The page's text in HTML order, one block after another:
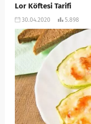
Lor Köftesi Tarifi
30.04.2020 5.898